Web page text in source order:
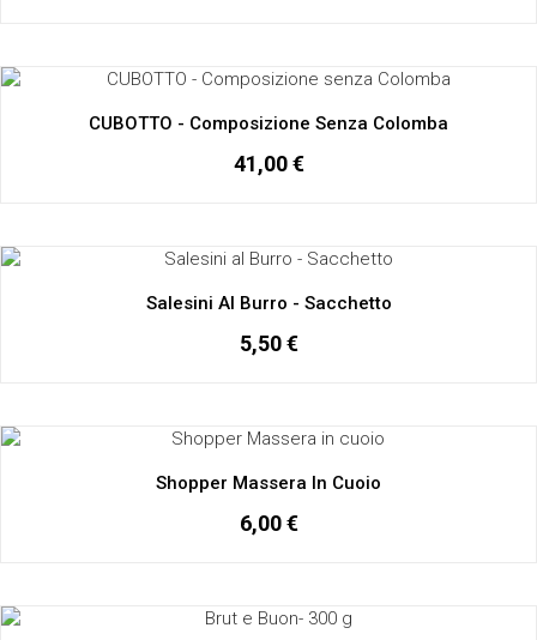
CUBOTTO - Composizione Senza Colomba
41,00 €
Salesini Al Burro - Sacchetto
5,50 €
Shopper Massera In Cuoio
6,00 €